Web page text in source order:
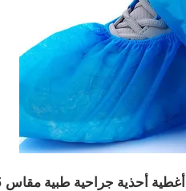
أغطية أحذية جراحية طبية مقاس 15 * 39 سم مستدامة